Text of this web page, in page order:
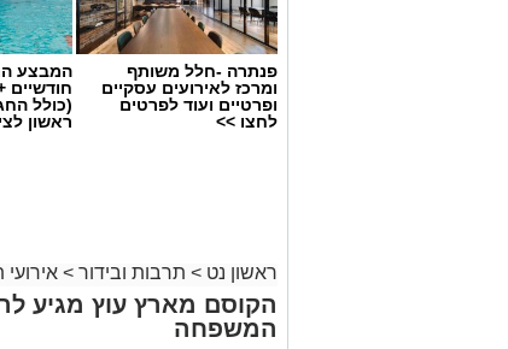
וביום שבו פרצה המלחמה, וכוללים
לדלג עליהם מבלי לפגוע בהבנת
פנתרה -חלל משותף
ומרכז לאירועים עסקיים
ופרטיים ועוד לפרטים
לחצו >>
המבצע
חודשיים
(כולל
ראשון
ראשון נט > תרבות ובידור >
הקוסם מארץ עוץ מגיע
המשפחה